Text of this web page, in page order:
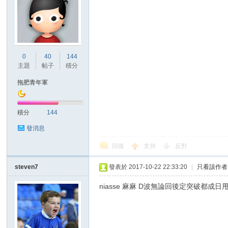
0
主題
40
帖子
144
積分
拖肥青年軍
積分 144
發消息
回復 支持 反對
steven7 發表於 2017-10-22 22:33:20 只看該作者
niasse 麻麻 D波無論回後定突破都成日